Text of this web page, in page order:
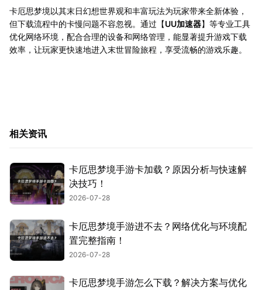
卡厄思梦境以其末日幻想世界观和丰富玩法为玩家带来全新体验，
但下载流程中的卡慢问题不容忽视。通过【UU加速器】等专业工具
优化网络环境，配合合理的设备和网络管理，能显著提升游戏下载
效率，让玩家更快速地进入末世冒险旅程，享受流畅的游戏乐趣。
相关资讯
卡厄思梦境手游卡加载？原因分析与快速解
决技巧！
2026-07-28
卡厄思梦境手游进不去？网络优化与环境配
置完整指南！
2026-07-28
卡厄思梦境手游怎么下载？解决方案与优化